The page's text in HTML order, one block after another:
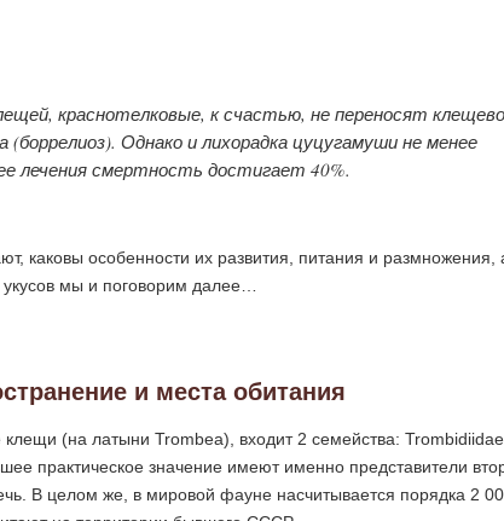
краснотелковые, к счастью, не переносят
Однако и лихорадка цуцугамуши не менее
лечения смертность достигает 40%.
каковы особенности их развития, питания и размножения,
мы и поговорим далее…
и места обитания
клещи (на латыни Trombea), входит 2 семейства:
практическое значение имеют именно представители
В целом же, в мировой фауне насчитывается порядка 2